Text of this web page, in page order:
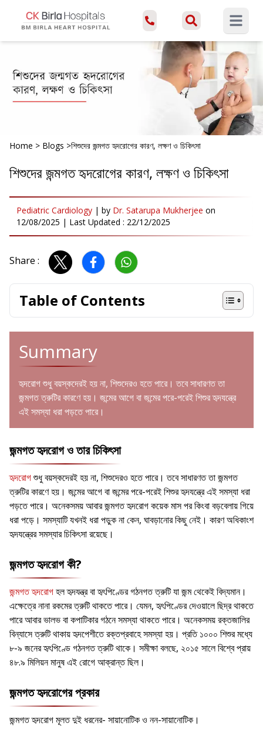
Open
Home > Blogs >শিশুদের জন্মগত হৃদরোগের কারণ, লক্ষণ ও চিকিৎসা
শিশুদের জন্মগত হৃদরোগের কারণ, লক্ষণ ও চিকিৎসা
Pediatric Cardiology | by Dr. Satarupa Mukherjee on
12/08/2025 | Last Updated : 22/12/2025
Share :
Table of Contents
Summary
হৃদরোগ শুধু বয়স্কদেরই হয় না, শিশুদেরও হতে পারে। তবে সাধারণত তা
জন্মগত ত্রুটির কারণে হয়। জন্মের আগে বা জন্মের পরে-পরেই শিশুর হৃদযন্ত্রে
এই সমস্যা ধরা পড়তে পারে।
জন্মগত হৃদরোগ ও তার চিকিৎসা
হৃদরোগশুধু বয়স্কদেরই হয় না, শিশুদেরও হতে পারে। তবে সাধারণত তা জন্মগত
ত্রুটির কারণে হয়। জন্মের আগে বা জন্মের পরে-পরেই শিশুর হৃদযন্ত্রে এই সমস্যা ধরা
পড়তে পারে। অনেকসময় আবার জন্মগত হৃদরোগ কয়েক মাস পর কিংবা বড়বেলায় গিয়ে
ধরা পড়ে। সমস্যাটি যখনই ধরা পড়ুক না কেন, ঘাবড়ানোর কিছু নেই। কারণ অধিকাংশ
হৃদযন্ত্রের সমস্যার চিকিৎসা রয়েছে।
জন্মগত হৃদরোগ কী?
জন্মগত হৃদরোগহল হৃদযন্ত্র বা হৃৎপিণ্ডের গঠনগত ত্রুটি যা জন্ম থেকেই বিদ্যমান।
এক্ষেত্রে নানা রকমের ত্রুটি থাকতে পারে। যেমন, হৃৎপিণ্ডের দেওয়ালে ছিদ্র থাকতে
পারে আবার ভালভ বা কপাটিকার গঠনে সমস্যা থাকতে পারে। অনেকসময় রক্তজালির
বিন্যাসে ত্রুটি থাকায় হৃদপেশীতে রক্তপ্রবাহে সমস্যা হয়। প্রতি ১০০০ শিশুর মধ্যে
৮-৯ জনের হৃৎপিণ্ডে গঠনগত ত্রুটি থাকে। সমীক্ষা বলছে, ২০১৫ সালে বিশ্বে প্রায়
৪৮.৯ মিলিয়ন মানুষ এই রোগে আক্রান্ত ছিল।
জন্মগত হৃদরোগের প্রকার
জন্মগত হৃদরোগ মূলত দুই ধরনের- সায়ানোটিক ও নন-সায়ানোটিক।